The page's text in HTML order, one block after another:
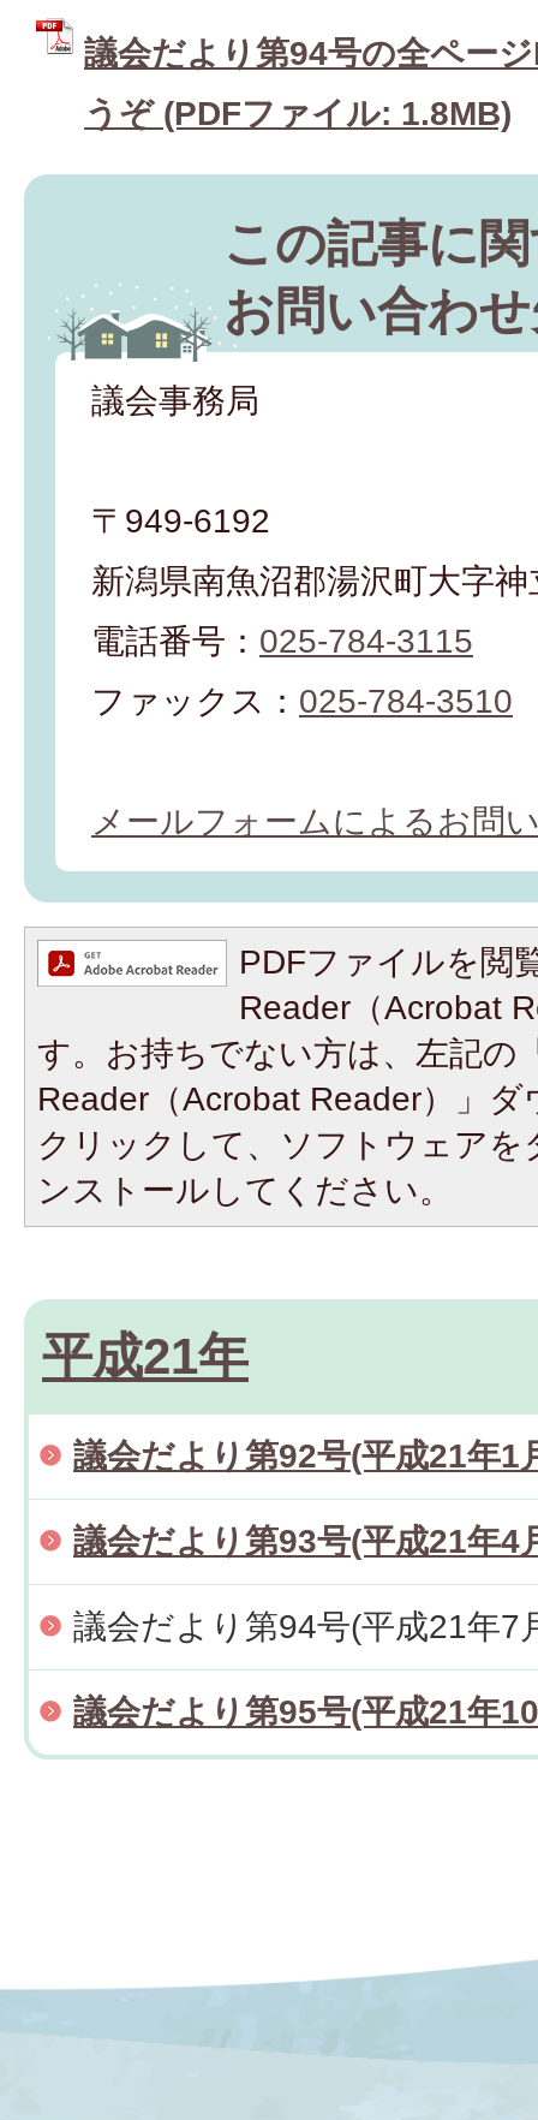
議会だより第94号の全ペー
うぞ (PDFファイル: 1.8MB)
この記事に
お問い合わ
議会事務局
〒949-6192
新潟県南魚沼郡湯沢町大字
電話番号： 025-784-3115
ファックス： 025-784-3510
メールフォームによるお問
PDFファイルを閲
Reader（Acrobat
す。お持ちでない方は、左記の
Reader（Acrobat Reader）」
クリックして、ソフトウェア
ンストールしてください。
平成21年
議会だより第92号(平成21年1
議会だより第93号(平成21年4
議会だより第94号(平成21年7
議会だより第95号(平成21年